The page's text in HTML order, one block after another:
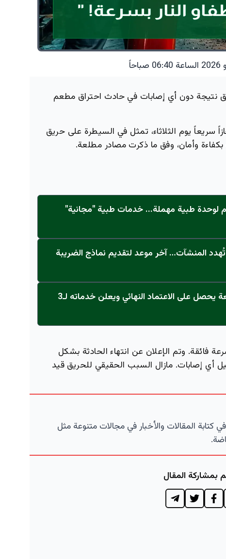
نتيجة دون أي إصابات في حادث احتراق مطعم
سريعاً يوم الثلاثاء، تمثل في السيطرة على حريق
وأمان، وفق ما ذكرت مصادر مطلعة.
لوحدة طبية مهملة... خدمات طبية "مجانية"
المنشآت… آخر موعد لتقديم نماذج الضريبة
عاجل: القناة تنطلق... مركز أورام الجامعة يحصل على الاعتماد النهائي ويعلن خدماته لـ3
فائقة. وتم الإعلان عن انتهاء الحادثة بشكل
إصابات. مازال السبب الحقيقي للحريق قيد
المقالات والأخبار في مجالات متنوعة مثل
بمشاركة المقال